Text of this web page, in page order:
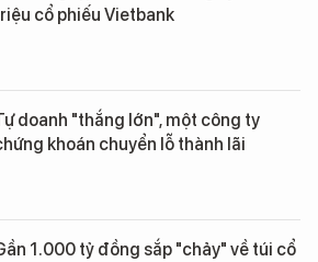
cổ phiếu Vietbank
doanh "thắng lớn", một công ty
khoán chuyển lỗ thành lãi
1.000 tỷ đồng sắp "chảy" về túi cổ